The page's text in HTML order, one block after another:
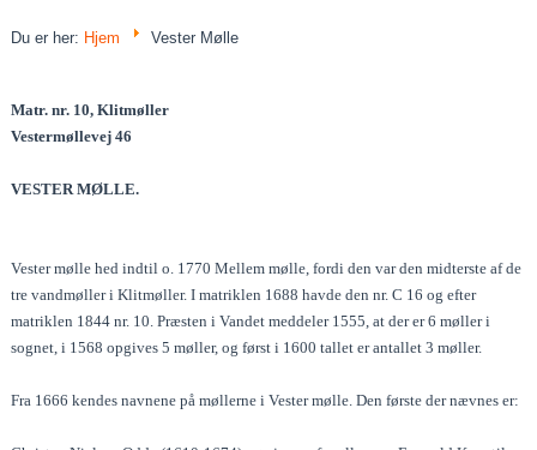
Du er her: Hjem Vester Mølle
Matr. nr. 10, Klitmøller
Vestermøllevej 46
VESTER MØLLE.
Vester mølle hed indtil o. 1770 Mellem mølle, fordi den var den midterste af de
tre vandmøller i Klitmøller. I matriklen 1688 havde den nr. C 16 og efter
matriklen 1844 nr. 10. Præsten i Vandet meddeler 1555, at der er 6 møller i
sognet, i 1568 opgives 5 møller, og først i 1600 tallet er antallet 3 møller.
Fra 1666 kendes navnene på møllerne i Vester mølle. Den første der nævnes er: